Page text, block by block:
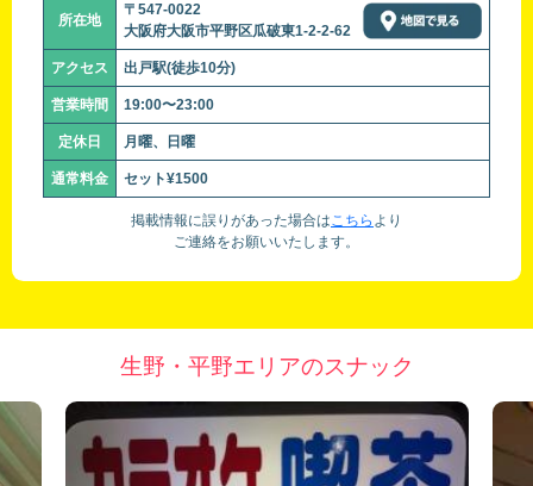
所在地
〒547-0022
大阪府大阪市平野区瓜破東1-2-2-62
アクセス 出戸駅(徒歩10分)
営業時間 19:00〜23:00
定休日 月曜、日曜
通常料金 セット¥1500
掲載情報に誤りがあった場合はこちら より
ご連絡をお願いいたします。
生野・平野エリアのスナック